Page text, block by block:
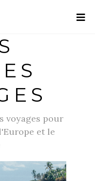
voyages pour
et le